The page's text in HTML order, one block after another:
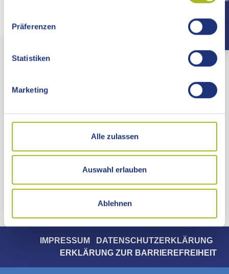
Präferenzen
Statistiken
Marketing
Alle zulassen
Auswahl erlauben
Ablehnen
Stuttgarter Straße 41
Telefon 07361 503-0
KONTAKTZEITEN
ANFAHRT
IMPRESSUM
DATENSCHUTZERKLÄRUNG
ERKLÄRUNG ZUR BARRIEREFREIHEIT